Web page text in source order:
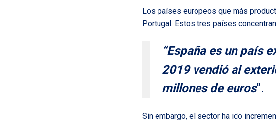
Los países europeos que más
Portugal. Estos tres países
“España es un país
2019 vendió al
millones de euros”.
Sin embargo, el sector ha ido